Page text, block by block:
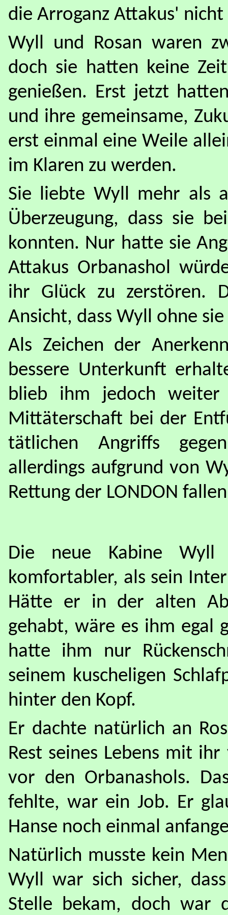
die Arroganz Attakus'
Wyll und Rosan waren
doch sie hatten keine
genießen. Erst jetzt
und ihre gemeinsame,
erst einmal eine Weile
im Klaren zu werden.
Sie liebte Wyll mehr als
Überzeugung, dass sie
konnten. Nur hatte sie
Attakus Orbanashol
ihr Glück zu zerstören.
Ansicht, dass Wyll ohne
Als Zeichen der
bessere Unterkunft
blieb ihm jedoch weiter
Mittäterschaft bei der
tätlichen Angriffs
allerdings aufgrund von
Rettung der LONDON
Die neue Kabine Wyll
komfortabler, als sein
Hätte er in der alten
gehabt, wäre es ihm egal
hatte ihm nur
seinem kuscheligen
hinter den Kopf.
Er dachte natürlich an
Rest seines Lebens mit
vor den Orbanashols.
fehlte, war ein Job. Er
Hanse noch einmal
Natürlich musste kein
Wyll war sich sicher,
Stelle bekam, doch war